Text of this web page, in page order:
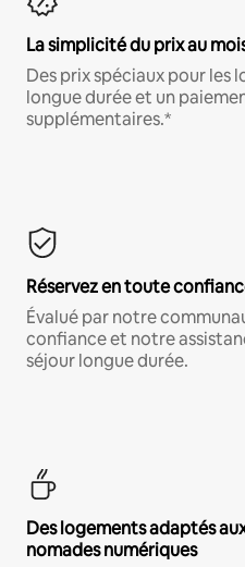
La simplicité du prix au
Des prix spéciaux pour les
longue durée et un
supplémentaires.*
Réservez en toute
Évalué par notre
confiance et notre
séjour longue durée.
Des logements adaptés
nomades numériques